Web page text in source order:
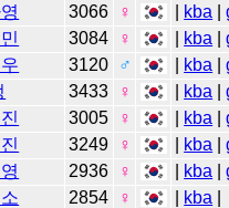
3066 ♀ kba |
3084 ♀ kba |
3120 ♂ kba |
3433 ♀ kba |
3005 ♀ kba |
3249 ♀ kba |
2936 ♀ kba |
2854 ♀ kba